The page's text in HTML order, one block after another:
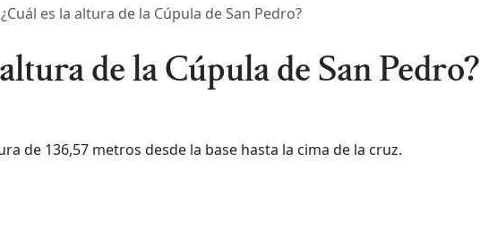
¿Cuál es la altura de la Cúpula de San Pedro?
de la Cúpula de San Pedro?
de 136,57 metros desde la base hasta la cima de la cruz.